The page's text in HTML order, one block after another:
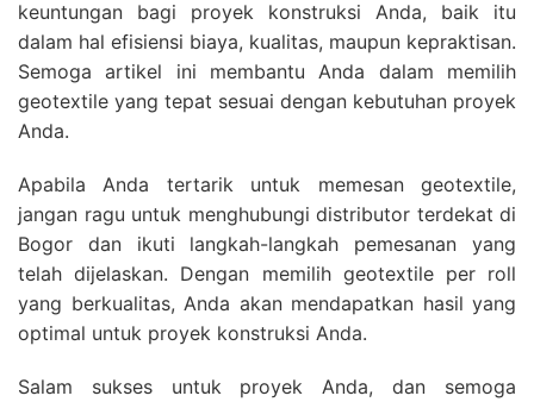
keuntungan bagi proyek konstruksi Anda, baik itu
dalam hal efisiensi biaya, kualitas, maupun kepraktisan.
Semoga artikel ini membantu Anda dalam memilih
geotextile yang tepat sesuai dengan kebutuhan proyek
Anda.
Apabila Anda tertarik untuk memesan geotextile,
jangan ragu untuk menghubungi distributor terdekat di
Bogor dan ikuti langkah-langkah pemesanan yang
telah dijelaskan. Dengan memilih geotextile per roll
yang berkualitas, Anda akan mendapatkan hasil yang
optimal untuk proyek konstruksi Anda.
Salam sukses untuk proyek Anda, dan semoga